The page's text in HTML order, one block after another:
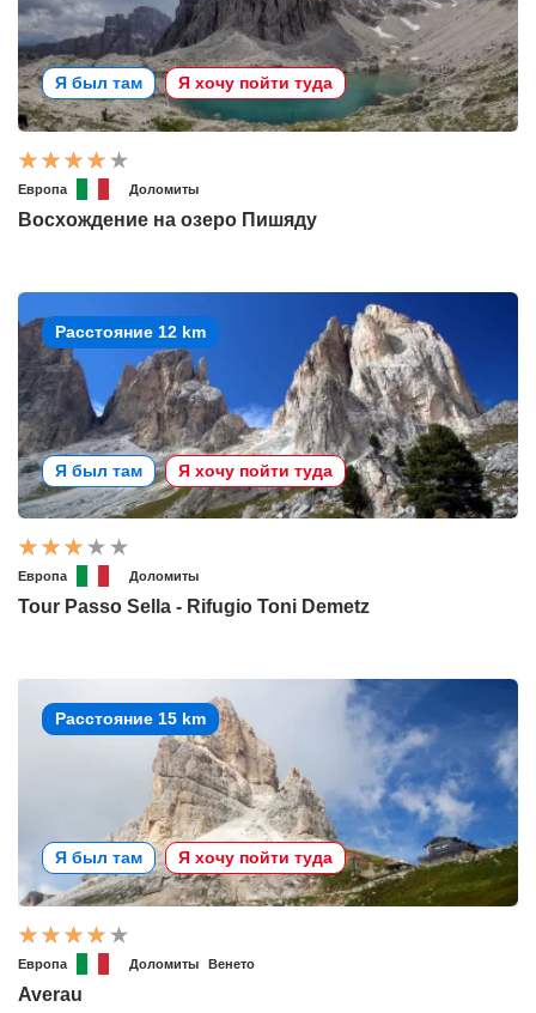
Я был там Я хочу пойти туда
Европа Доломиты
Восхождение на озеро Пишяду
Расстояние 12 km
Я был там Я хочу пойти туда
Европа Доломиты
Tour Passo Sella - Rifugio Toni Demetz
Расстояние 15 km
Я был там Я хочу пойти туда
Европа Доломиты Венето
Averau